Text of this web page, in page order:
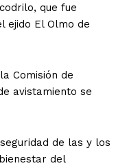
que fue
ejido El Olmo de
Comisión de
avistamiento se
de las y los
del